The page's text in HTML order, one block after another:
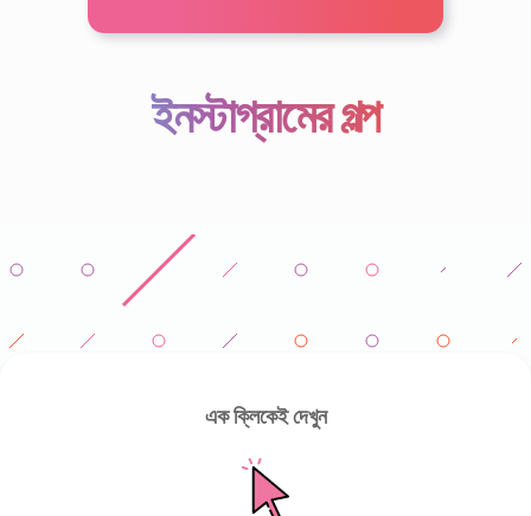
ইনস্টাগ্রামের গল্প
এক ক্লিকেই দেখুন